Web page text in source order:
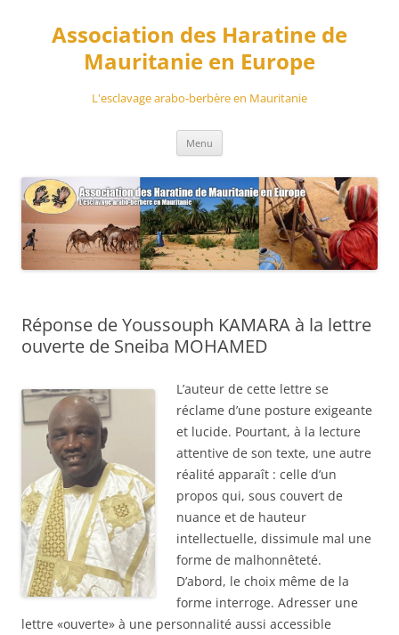
contenuAssociation des Haratine de
Mauritanie en Europe
L'esclavage arabo-berbère en Mauritanie
Menu
Réponse de Youssouph KAMARA à la lettre
ouverte de Sneiba MOHAMED
L’auteur de cette lettre se
réclame d’une posture exigeante
et lucide. Pourtant, à la lecture
attentive de son texte, une autre
réalité apparaît : celle d’un
propos qui, sous couvert de
nuance et de hauteur
intellectuelle, dissimule mal une
forme de malhonnêteté.
D’abord, le choix même de la
forme interroge. Adresser une
lettre «ouverte» à une personnalité aussi accessible